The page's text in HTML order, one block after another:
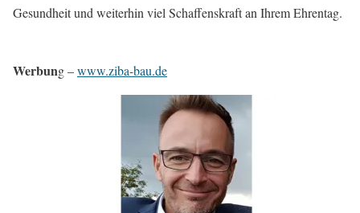
Gesundheit und weiterhin viel Schaffenskraft an Ihrem Ehrentag.
Werbung –www.ziba-bau.de